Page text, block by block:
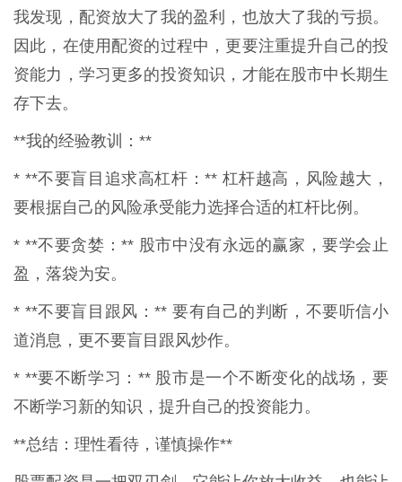
我发现，配资放大了我的盈利，也放大了我的亏损。
因此，在使用配资的过程中，更要注重提升自己的投
资能力，学习更多的投资知识，才能在股市中长期生
存下去。
**我的经验教训：**
* **不要盲目追求高杠杆：** 杠杆越高，风险越大，
要根据自己的风险承受能力选择合适的杠杆比例。
* **不要贪婪：** 股市中没有永远的赢家，要学会止
盈，落袋为安。
* **不要盲目跟风：** 要有自己的判断，不要听信小
道消息，更不要盲目跟风炒作。
* **要不断学习：** 股市是一个不断变化的战场，要
不断学习新的知识，提升自己的投资能力。
**总结：理性看待，谨慎操作**